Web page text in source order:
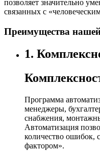
позволяет значительно
связанных с
Преимущества
1.
Программа
менеджеры,
снабжения,
Автоматизация
количество ошибок,
фактором».